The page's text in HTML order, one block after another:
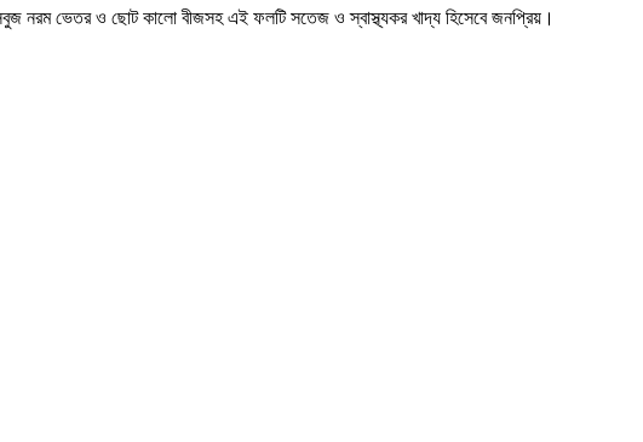
নরম ভেতর ও ছোট কালো বীজসহ এই ফলটি সতেজ ও স্বাস্থ্যকর খাদ্য হিসেবে জনপ্রিয়।